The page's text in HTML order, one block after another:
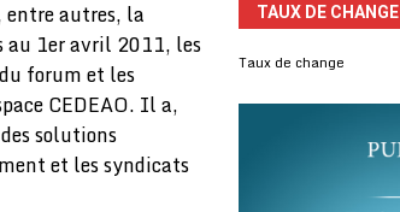
entre autres, la
au 1er avril 2011, les
forum et les
CEDEAO. Il a,
solutions
et les syndicats
TAUX DE CHANGE
Taux de change